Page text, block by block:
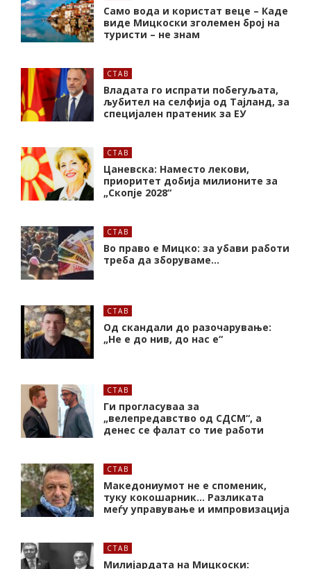
Само вода и користат веце – Каде
виде Мицкоски зголемен број на
туристи – не знам
СТАВ
Владата го испрати побегуљата,
љубител на селфија од Тајланд, за
специјален пратеник за ЕУ
СТАВ
Цаневска: Наместо лекови,
приоритет добија милионите за
„Скопје 2028“
СТАВ
Во право е Мицко: за убави работи
треба да зборуваме…
СТАВ
Од скандали до разочарување:
„Не е до нив, до нас е“
СТАВ
Ги прогласуваа за
„велепредавство од СДСМ“, а
денес се фалат со тие работи
СТАВ
Македониумот не е споменик,
туку кокошарник… Разликата
меѓу управување и импровизација
СТАВ
Милијардата на Мицкоски: